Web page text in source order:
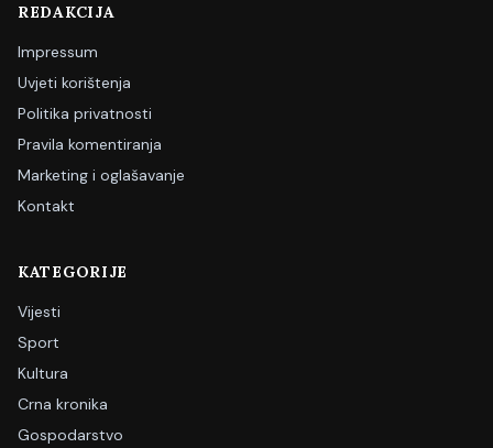
REDAKCIJA
Impressum
Uvjeti korištenja
Politika privatnosti
Pravila komentiranja
Marketing i oglašavanje
Kontakt
KATEGORIJE
Vijesti
Sport
Kultura
Crna kronika
Gospodarstvo